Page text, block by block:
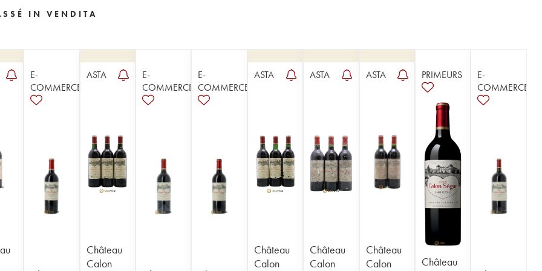
IN VENDITA
E-
COMMERCE
ASTA
Château
Calon
E-
COMMERCE
E-
COMMERCE
ASTA
Château
Calon
ASTA
Château
Calon
ASTA
Château
Calon
PRIMEURS
Château
E-
COMMERCE